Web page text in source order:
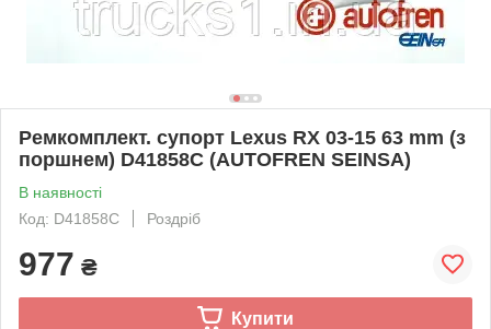
Ремкомплект. супорт Lexus RX 03-15 63 mm (з
поршнем) D41858C (AUTOFREN SEINSA)
В наявності
Код: D41858C
Роздріб
977 ₴
Купити